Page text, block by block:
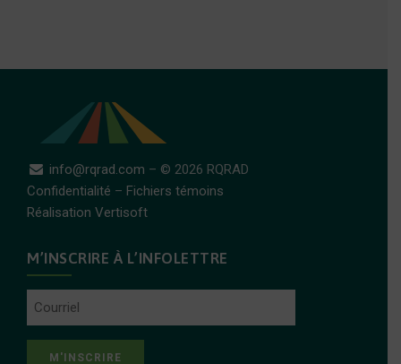
info@rqrad.com – © 2026 RQRAD
Confidentialité – Fichiers témoins
Réalisation Vertisoft
M’INSCRIRE À L’INFOLETTRE
Courriel